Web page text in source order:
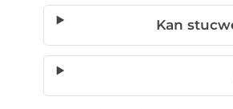
Kan